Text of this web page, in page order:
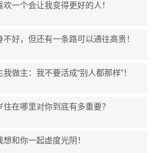
欢一个会让我变得更好的人！
不好，但还有一条路可以通往高贵！
做主：我不要活成“别人都那样”！
住在哪里对你到底有多重要？
想和你一起虚度光阴！